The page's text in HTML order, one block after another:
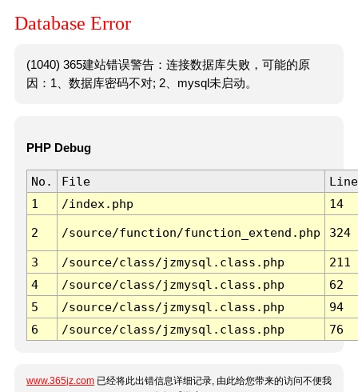
Database Error
(1040) 365建站错误警告：连接数据库失败，可能的原
因：1、数据库密码不对; 2、mysql未启动。
PHP Debug
No. File
Line
1
/index.php 14
2 /source/function/function_extend.php 324
3 /source/class/jzmysql.class.php
211
4
/source/class/jzmysql.class.php
62
5
/source/class/jzmysql.class.php
94
6
/source/class/jzmysql.class.php 76
www.365jz.com 已经将此出错信息详细记录, 由此给您带来的访问不便我